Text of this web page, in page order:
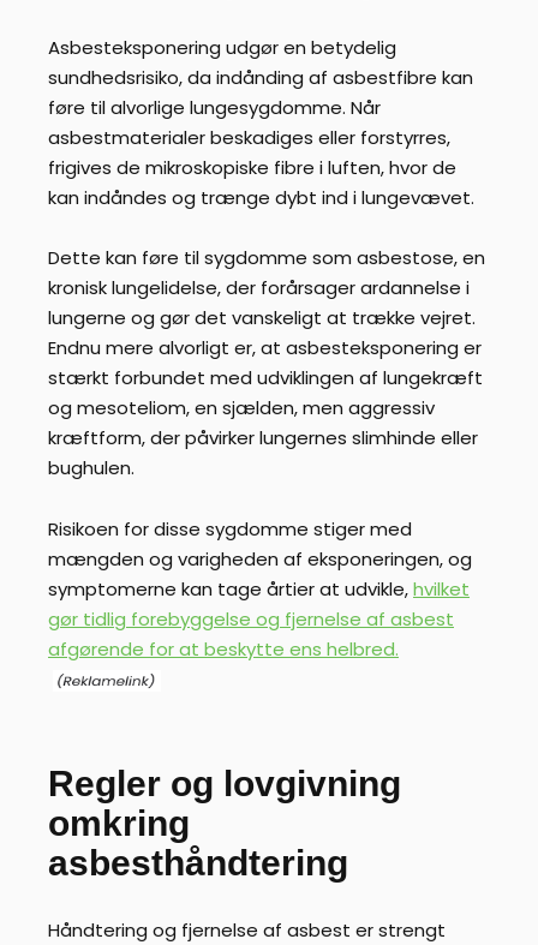
Asbesteksponering udgør en betydelig
sundhedsrisiko, da indånding af asbestfibre kan
føre til alvorlige lungesygdomme. Når
asbestmaterialer beskadiges eller forstyrres,
frigives de mikroskopiske fibre i luften, hvor de
kan indåndes og trænge dybt ind i lungevævet.
Dette kan føre til sygdomme som asbestose, en
kronisk lungelidelse, der forårsager ardannelse i
lungerne og gør det vanskeligt at trække vejret.
Endnu mere alvorligt er, at asbesteksponering er
stærkt forbundet med udviklingen af lungekræft
og mesoteliom, en sjælden, men aggressiv
kræftform, der påvirker lungernes slimhinde eller
bughulen.
Risikoen for disse sygdomme stiger med
mængden og varigheden af eksponeringen, og
symptomerne kan tage årtier at udvikle,hvilket
gør tidlig forebyggelse og fjernelse af asbest
afgørende for at beskytte ens helbred.
Regler og lovgivning
omkring
asbesthåndtering
Håndtering og fjernelse af asbest er strengt